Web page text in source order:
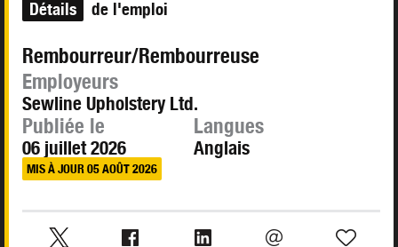
Détails de l'emploi
Rembourreur/Rembourreuse
Employeurs
Sewline Upholstery Ltd.
Publiée le
06 juillet 2026
MIS À JOUR 05 AOÛT 2026
Langues
Anglais